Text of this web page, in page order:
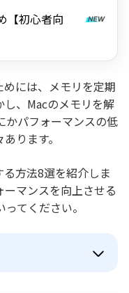
【初心者向
めには、メモリを定期
、Macのメモリを解
かパフォーマンスの低
ります。
方法8選を紹介しま
マンスを向上させる
てください。